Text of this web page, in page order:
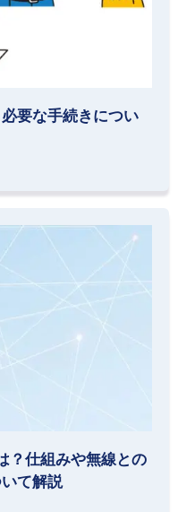
要な手続きについ
？仕組みや無線との
て解説